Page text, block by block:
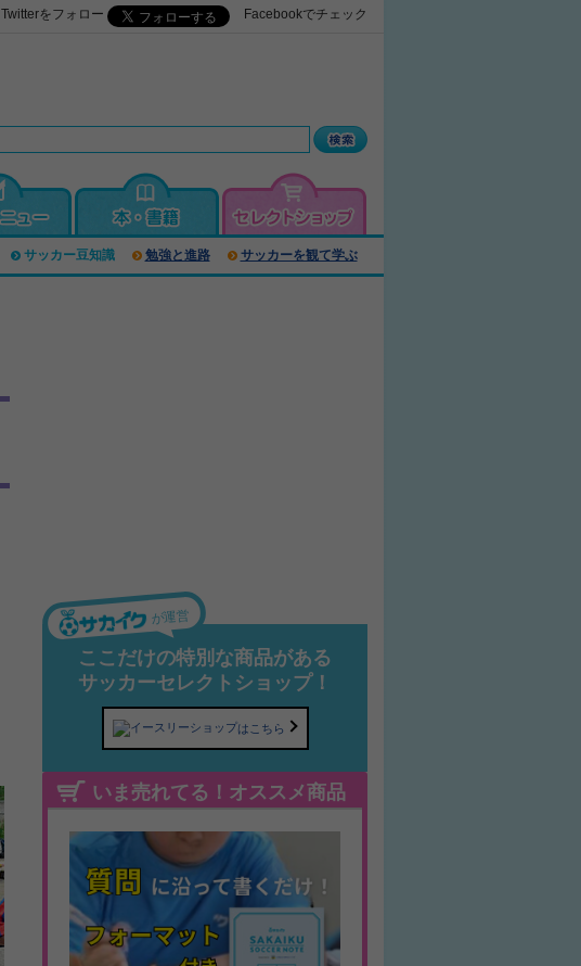
Twitterをフォロー Facebookでチェック
サッカー豆知識 勉強と進路 サッカーを観て学ぶ
が運営
ここだけの特別な商品がある
サッカーセレクトショップ！
はこちら
いま売れてる！オススメ商品